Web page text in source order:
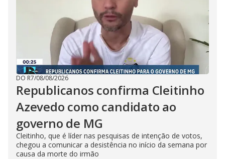
DO R7/08/08/2026
Republicanos confirma Cleitinho
Azevedo como candidato ao
governo de MG
Cleitinho, que é líder nas pesquisas de intenção de votos,
chegou a comunicar a desistência no início da semana por
causa da morte do irmão